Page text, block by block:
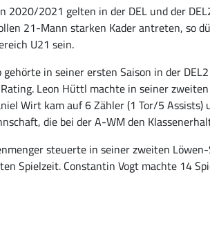
2020/2021 gelten in der DEL und der
21-Mann starken Kader antreten, so
U21 sein.
gehörte in seiner ersten Saison in der
Leon Hüttl machte in seiner
Wirt kam auf 6 Zähler (1 Tor/5
die bei der A-WM den
steuerte in seiner zweiten
Spielzeit. Constantin Vogt machte 14